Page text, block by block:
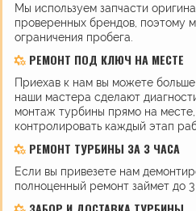
Мы используем запчасти
проверенных брендов, поэтому
ограничения пробега.
РЕМОНТ ПОД КЛЮЧ НА МЕСТЕ
Приехав к нам вы можете больше
наши мастера сделают
монтаж турбины прямо на
контролировать каждый этап
РЕМОНТ ТУРБИНЫ ЗА 3 ЧАСА
Если вы привезете нам
полноценный ремонт займет до 3